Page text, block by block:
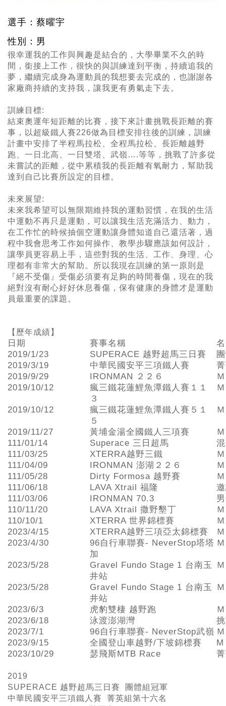
選手：蔡曜宇
性別：男
很幸運我的工作與興趣是結合的，大學畢業不久的時
間，銜接上工作，很快的與訓練達到平衡，持續追我的
夢，繼續完成身為運動員的我想要去完成的，也謝謝各
家廠商持續的支持我，讓我更有勇氣走下去。
訓練目標:
結束奧運年短距離的比賽，接下來計畫挑戰長距離的賽
事，以超級鐵人賽226做為目標安排往後的訓練，訓練
計畫中安排了半程馬拉松、全程馬拉松、長距離越野
跑、一日北高、一日雙塔、武嶺….等等，挑戰了許多從
未嘗試的距離，從中累積我的長距離有氧耐力，幫助我
達到自己比賽所設定的目標。
未來展望:
未來我希望可以無限期維持我的運動習慣，在我的生活
中運動不再只是運動，可以讓我生活充滿活力、動力，
在工作忙的時候抽個空運動讓身體知道自己還活著，過
程中我會思考工作如何操作、教學步驟應該如何設計，
讓學員更容易上手，這些對我的生活、工作、身理、心
理都有非常大的幫助。所以我現在訓練的第一原則是
『絕不受傷』受傷必須要有足夠的時間養傷，現在的我
絕對沒有耐心好好休息養傷，保有健康的身體才是運動
員最重要的課題。
【歷年成績】
日期 賽事名稱
2019/1/23
SUPERACE 越野超馬三日賽
2019/3/19
中華民國安平三項鐵人賽
2019/9/29
IRONMAN ２２６
2019/10/12
瘋三鐵花蓮鯉魚潭鐵人賽１１
３
2019/10/12
瘋三鐵花蓮鯉魚潭鐵人賽５１
５
2019/11/27 黃埔金湯全國鐵人三項賽
111/01/14
Superace 三日超馬
111/03/25
XTERRA越野三鐵
111/04/09
IRONMAN 澎湖２２６
111/05/28
Dirty Formosa 越野賽
111/06/18
LAVA Xtrail 福隆
111/03/06
IRONMAN 70.3
110/11/20
LAVA Xtrail 撒野墾丁
110/10/1
XTERRA 世界錦標賽
2023/4/15
XTERRA越野三項亞太錦標賽
2023/4/30
96自行車聯賽- NeverStop塔塔
加
2023/5/28
Gravel Fundo Stage 1 台南玉
井站
2023/5/28
Gravel Fundo Stage 1 台南玉
井站
2023/6/3 虎豹雙棲 越野跑
2023/6/18
泳渡澎湖灣
2023/7/1
96自行車聯賽- NeverStop武嶺
2023/9/15
全國登山車越野/下坡錦標賽
2023/10/29
瑟飛斯MTB Race
2019
SUPERACE 越野超馬三日賽 團體組冠軍
中華民國安平三項鐵人賽 菁英組第十六名